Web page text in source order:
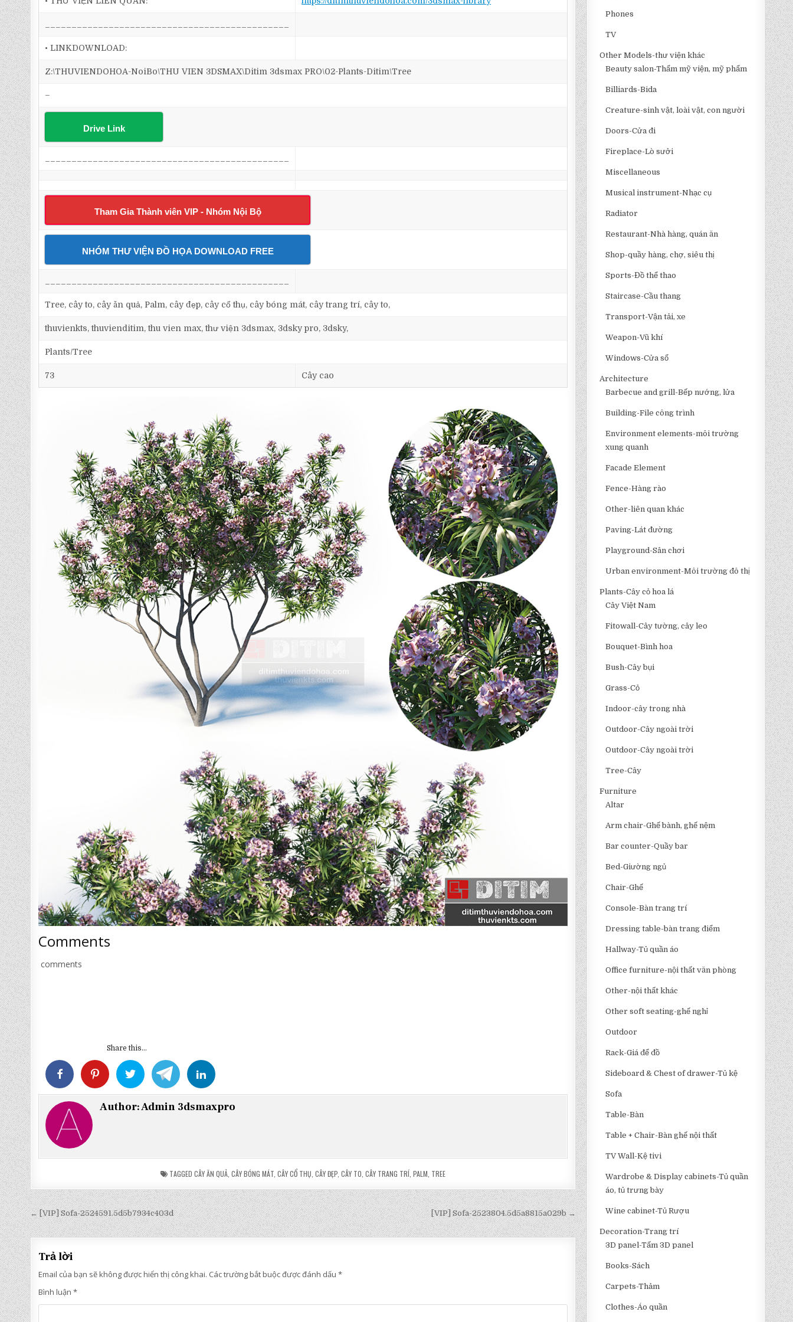
• LINKDOWNLOAD:
Z:\THUVIENDOHOA-NoiBo\THU VIEN 3DSMAX\Ditim 3dsmax PRO\02-Plants-Ditim\Tree
–
Drive Link
Tham Gia Thành viên VIP - Nhóm Nội Bộ
NHÓM THƯ VIỆN ĐỒ HỌA DOWNLOAD FREE
Tree, cây to, cây ăn quả, Palm, cây đẹp, cây cổ thụ, cây bóng mát, cây trang trí, cây to,
thuvienkts, thuvienditim, thu vien max, thư viện 3dsmax, 3dsky pro, 3dsky,
Plants/Tree
73 Cây cao
Comments
comments
Share this...
Author:Admin 3dsmaxpro
TAGGEDCÂY ĂN QUẢ ,CÂY BÓNG MÁT ,CÂY CỔ THỤ ,CÂY ĐẸP ,CÂY TO ,CÂY TRANG TRÍ ,PALM TREE
Điều
hướng
bài
viết
[VIP] Sofa-2523804.5d5a8815a029b →
← [VIP] Sofa-2524591.5d5b7934c403d
Trả lời
Email của bạn sẽ không được hiển thị công khai. Các trường bắt buộc được đánh dấu*
Bình luận*
Phones
TV
Other Models-thư viện khác
Beauty salon-Thẩm mỹ viện, mỹ phẩm
Billiards-Bida
Creature-sinh vật, loài vật, con người
Doors-Cửa đi
Fireplace-Lò sưởi
Miscellaneous
Musical instrument-Nhạc cụ
Radiator
Restaurant-Nhà hàng, quán ăn
Shop-quầy hàng, chợ, siêu thị
Sports-Đồ thể thao
Staircase-Cầu thang
Transport-Vận tải, xe
Weapon-Vũ khí
Windows-Cửa sổ
Architecture
Barbecue and grill-Bếp nướng, lửa
Building-File công trình
Environment elements-môi trường
xung quanh
Facade Element
Fence-Hàng rào
Other-liên quan khác
Paving-Lát đường
Playground-Sân chơi
Urban environment-Môi trường đô thị
Plants-Cây cỏ hoa lá
Cây Việt Nam
Fitowall-Cây tường, cây leo
Bouquet-Bình hoa
Bush-Cây bụi
Grass-Cỏ
Indoor-cây trong nhà
Outdoor-Cây ngoài trời
Outdoor-Cây ngoài trời
Tree-Cây
Furniture
Altar
Arm chair-Ghế bành, ghế nệm
Bar counter-Quầy bar
Bed-Giường ngủ
Chair-Ghế
Console-Bàn trang trí
Dressing table-bàn trang điểm
Hallway-Tủ quần áo
Office furniture-nội thất văn phòng
Other-nội thất khác
Other soft seating-ghế nghỉ
Outdoor
Rack-Giá để đồ
Sideboard & Chest of drawer-Tủ kệ
Sofa
Table-Bàn
Table + Chair-Bàn ghế nội thất
TV Wall-Kệ tivi
Wardrobe & Display cabinets-Tủ quần
áo, tủ trưng bày
Wine cabinet-Tủ Rượu
Decoration-Trang trí
3D panel-Tấm 3D panel
Books-Sách
Carpets-Thảm
Clothes-Áo quần